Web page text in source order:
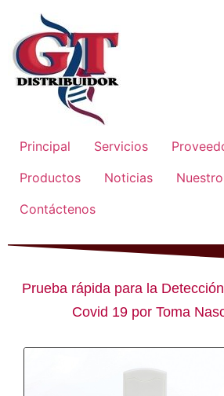
Principal Servicios
Productos
Noticias
Contáctenos
Prueba rápida para la
Covid 19 por Toma